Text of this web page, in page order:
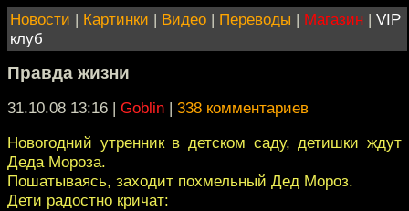
Новости | Картинки | Видео | Переводы | Магазин | VIP
клуб
Правда жизни
31.10.08 13:16 | Goblin | 338 комментариев
Новогодний утренник в детском саду, детишки ждут
Деда Мороза.
Пошатываясь, заходит похмельный Дед Мороз.
Дети радостно кричат: